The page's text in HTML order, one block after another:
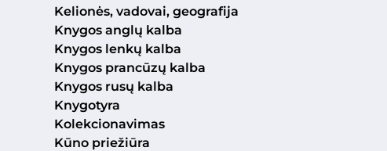
Kelionės, vadovai, geografija
Knygos anglų kalba
Knygos lenkų kalba
Knygos prancūzų kalba
Knygos rusų kalba
Knygotyra
Kolekcionavimas
Kūno priežiūra